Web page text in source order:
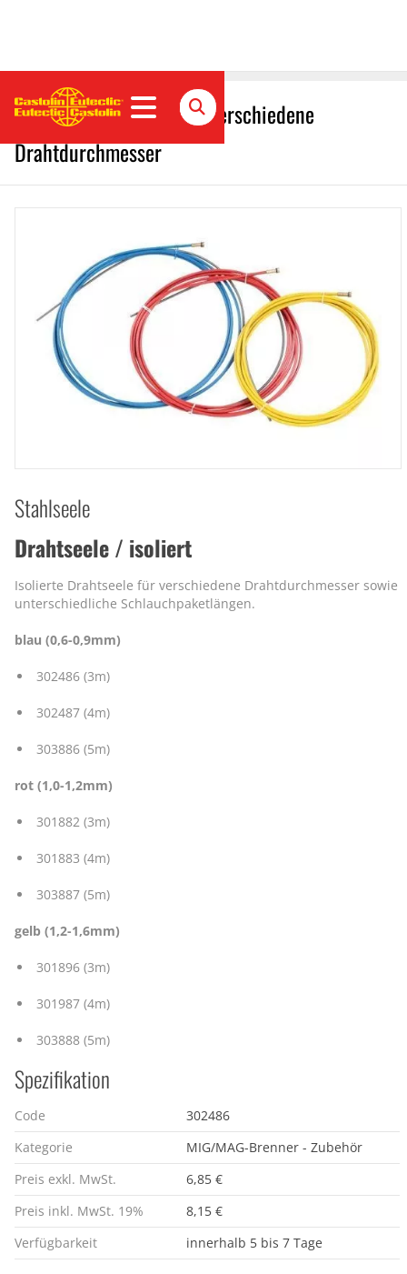
Drahtseele / isoliert für verschiedene
Drahtdurchmesser
Stahlseele
Drahtseele / isoliert
Isolierte Drahtseele für verschiedene Drahtdurchmesser sowie
unterschiedliche Schlauchpaketlängen.
blau (0,6-0,9mm)
302486 (3m)
302487 (4m)
303886 (5m)
rot (1,0-1,2mm)
301882 (3m)
301883 (4m)
303887 (5m)
gelb (1,2-1,6mm)
301896 (3m)
301987 (4m)
303888 (5m)
Spezifikation
Code
302486
Kategorie
MIG/MAG-Brenner - Zubehör
Preis exkl. MwSt.
6,85 €
Preis inkl. MwSt. 19%
8,15 €
Verfügbarkeit
innerhalb 5 bis 7 Tage